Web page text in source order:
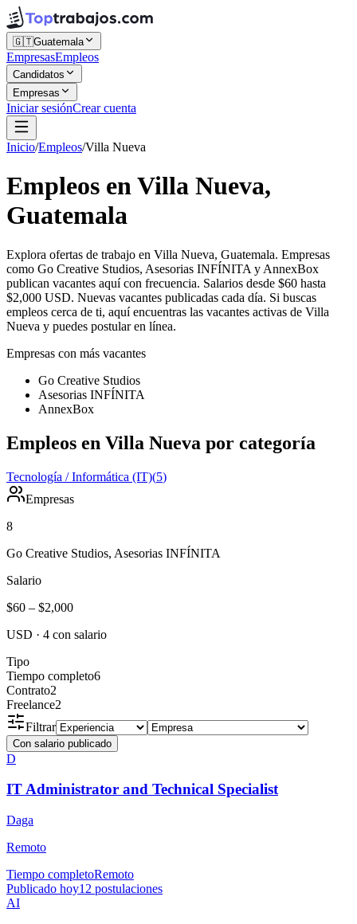
🇬🇹Guatemala
EmpresasEmpleos
Candidatos
Empresas
Iniciar sesiónCrear cuenta
Inicio/Empleos/Villa Nueva
Empleos en Villa Nueva,
Guatemala
Explora ofertas de trabajo en Villa Nueva, Guatemala. Empresas
como Go Creative Studios, Asesorias INFÍNITA y AnnexBox
publican vacantes aquí con frecuencia. Salarios desde $60 hasta
$2,000 USD. Nuevas vacantes publicadas cada día. Si buscas
empleos cerca de ti, aquí encuentras las vacantes activas de Villa
Nueva y puedes postular en línea.
Empresas con más vacantes
Go Creative Studios
Asesorias INFÍNITA
AnnexBox
Empleos en Villa Nueva por categoría
Tecnología / Informática (IT)(5)
Empresas
8
Go Creative Studios, Asesorias INFÍNITA
Salario
$60 – $2,000
USD · 4 con salario
Tipo
Tiempo completo6
Contrato2
Freelance2
Filtrar
Con salario publicado
D
IT Administrator and Technical Specialist
Daga
Remoto
Tiempo completoRemoto
Publicado hoy12 postulaciones
AI